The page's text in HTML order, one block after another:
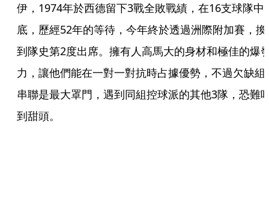
伊，1974年於西德留下3戰全敗戰績，在16支球隊中
底，歷經52年的等待，今年終於透過洲際附加賽，換
到隊史第2度出席。擁有人高馬大的身材和極佳的爆
力，讓他們能在一對一對抗時占據優勢，不過欠缺組
串聯是最大罩門，遇到同組控球派的其他3隊，恐難
到甜頭。